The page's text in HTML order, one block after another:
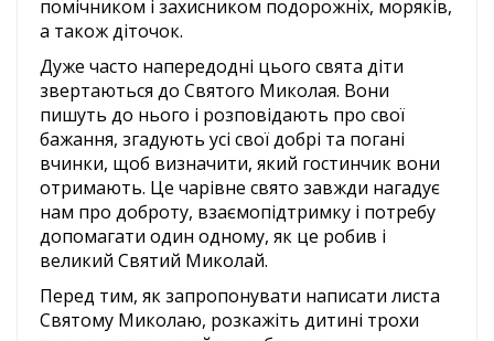
помічником і захисником подорожніх, моряків,
а також діточок.
Дуже часто напередодні цього свята діти
звертаються до Святого Миколая. Вони
пишуть до нього і розповідають про свої
бажання, згадують усі свої добрі та погані
вчинки, щоб визначити, який гостинчик вони
отримають. Це чарівне свято завжди нагадує
нам про доброту, взаємопідтримку і потребу
допомагати один одному, як це робив і
великий Святий Миколай.
Перед тим, як запропонувати написати листа
Святому Миколаю, розкажіть дитині трохи